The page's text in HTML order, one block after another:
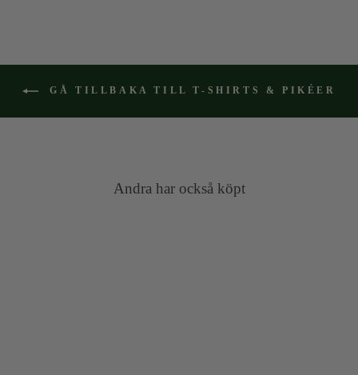
GÅ TILLBAKA TILL T-SHIRTS & PIKÉER
Andra har också köpt